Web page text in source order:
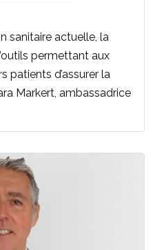
sanitaire actuelle, la
permettant aux
patients d’assurer la
Markert, ambassadrice